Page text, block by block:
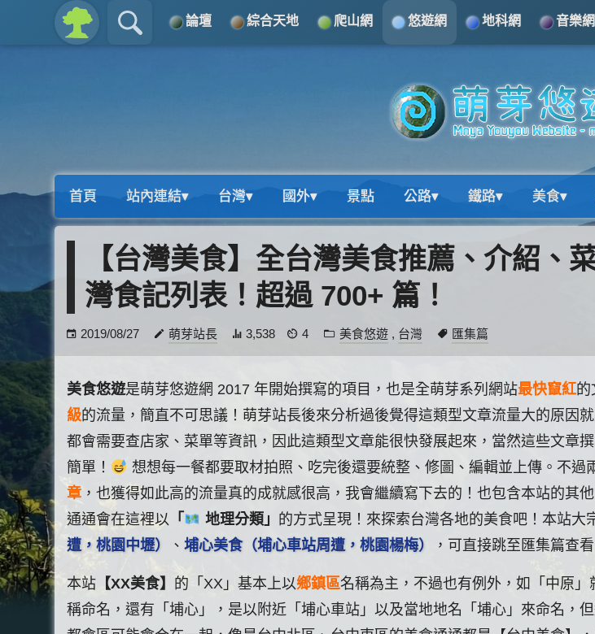
論壇 綜合天地 爬山網 悠遊網 地科網 音樂網
首頁 站內連結▾ 台灣▾ 國外▾ 景點 公路▾ 鐵路▾ 美食▾
【台灣美食】全台灣美食推薦、介紹、
灣食記列表！超過 700+ 篇！
2019/08/27 萌芽站長 3,538 4 美食悠遊 , 台灣 匯集篇
美食悠遊是萌芽悠遊網 2017 年開始撰寫的項目，也是全萌芽系列網站最快竄紅的
級的流量，簡直不可思議！萌芽站長後來分析過後覺得這類型文章流量大的原因
都會需要查店家、菜單等資訊，因此這類型文章能很快發展起來，當然這些文章
簡單！
想想每一餐都要取材拍照、吃完後還要統整、修圖、編輯並上傳。不過
章 ，也獲得如此高的流量真的成就感很高，我會繼續寫下去的！也包含本站的其
通通會在這裡以 「 地理分類」 的方式呈現！來探索台灣各地的美食吧！本站大
遭，桃園中壢）
、埔心美食（埔心車站周遭，桃園楊梅） ，可直接跳至匯集篇查看
本站 【XX美食】 的「XX」基本上以鄉鎮區名稱為主，不過也有例外，如「中原
稱命名，還有「埔心」，是以附近「埔心車站」以及當地地名「埔心」來命名，